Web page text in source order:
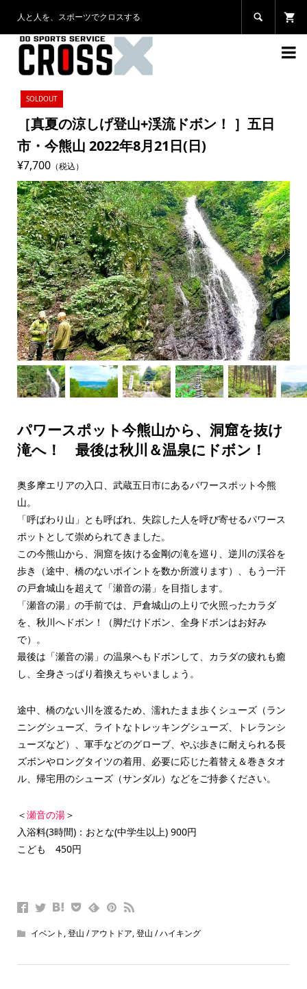
人と人を、スポーツでクロスする 

SOLDOUT
［真夏の涼しげ登山+渓流ドボン！ ］五日
市・今熊山 2022年8月21日(日)
¥7,700（税込）
パワースポット今熊山から、洞窟を抜け
滝へ！ 最後は秋川＆温泉にドボン！
奥多摩エリアの入口、武蔵五日市にあるパワースポット今熊
山。
「呼ばわり山」とも呼ばれ、失踪した人を呼び寄せるパワース
ポットとして崇められてきました。
この今熊山から、洞窟を抜ける金剛の滝を巡り、逆川の渓谷を
歩き（途中、橋のないポイントを数か所渡ります）、もう一汗
の戸倉城山を超えて「瀬音の湯」を目指します。
「瀬音の湯」の手前では、戸倉城山の上りで火照ったカラダ
を、秋川へドボン！（脚だけドボン、全身ドボンはお好み
で）。
最後は「瀬音の湯」の温泉へもドボンして、カラダの疲れも癒
し、全身さっぱり着換えちゃいましょう。
途中、橋のない川を渡るため、濡れたまま歩くシューズ（ラン
ニングシューズ、ライトなトレッキングシューズ、トレランシ
ューズなど）、軍手などのグローブ、やぶ歩きに耐えられる長
ズボンやロングタイツの着用、必要に応じた着替え＆巻きタオ
ル、帰宅用のシューズ（サンダル）などをご持参ください。
＜瀬音の湯＞
入浴料(3時間)：おとな(中学生以上) 900円
こども 450円
イベント ,登山 / アウトドア,登山 / ハイキング